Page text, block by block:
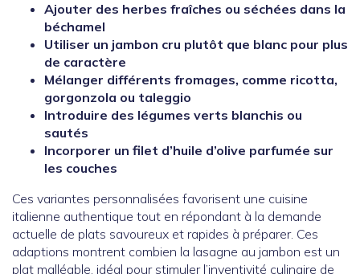
Ajouter des herbes fraîches ou séchées dans la
béchamel
Utiliser un jambon cru plutôt que blanc pour plus
de caractère
Mélanger différents fromages, comme ricotta,
gorgonzola ou taleggio
Introduire des légumes verts blanchis ou
sautés
Incorporer un filet d’huile d’olive parfumée sur
les couches
Ces variantes personnalisées favorisent une cuisine
italienne authentique tout en répondant à la demande
actuelle de plats savoureux et rapides à préparer. Ces
adaptions montrent combien la lasagne au jambon est un
plat malléable, idéal pour stimuler l’inventivité culinaire de